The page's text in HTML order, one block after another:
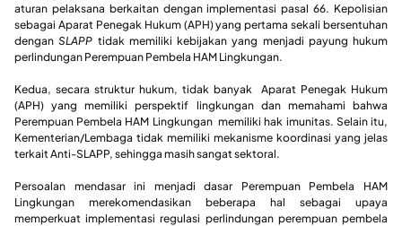
aturan pelaksana berkaitan dengan implementasi pasal 66. Kepolisian
sebagai Aparat Penegak Hukum (APH) yang pertama sekali bersentuhan
denganSLAPP tidak memiliki kebijakan yang menjadi payung hukum
perlindungan Perempuan Pembela HAM Lingkungan.
Kedua, secara struktur hukum, tidak banyak Aparat Penegak Hukum
(APH) yang memiliki perspektif lingkungan dan memahami bahwa
Perempuan Pembela HAM Lingkungan memiliki hak imunitas. Selain itu,
Kementerian/Lembaga tidak memiliki mekanisme koordinasi yang jelas
terkait Anti-SLAPP, sehingga masih sangat sektoral.
Persoalan mendasar ini menjadi dasar Perempuan Pembela HAM
Lingkungan merekomendasikan beberapa hal sebagai upaya
memperkuat implementasi regulasi perlindungan perempuan pembela